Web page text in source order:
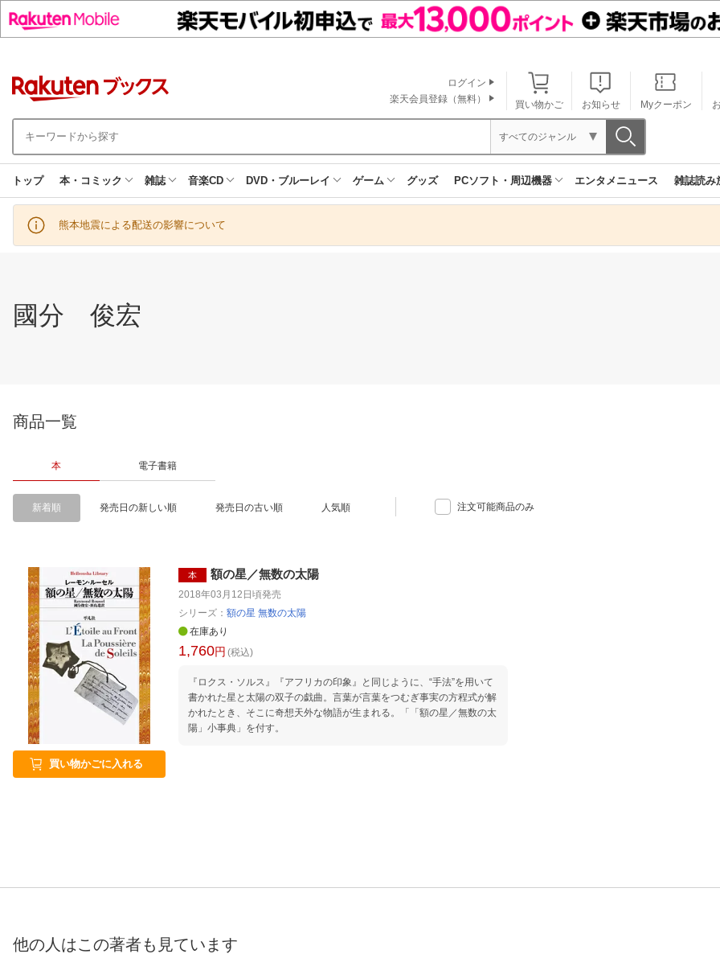
買い物かご お知らせ Myクーポン
ログイン
楽天会員登録（無料）
すべてのジャンル
トップ 本・コミック 雑誌 音楽CD DVD・ブルーレイ ゲーム グッズ PCソフト・周辺機器 エンタメニュース 雑誌読み
熊本地震による配送の影響について
國分 俊宏
商品一覧
本 電子書籍
新着順 発売日の新しい順 発売日の古い順 人気順 注文可能商品のみ
買い物かごに入れる
本 額の星／無数の太陽
2018年03月12日頃発売
シリーズ： 額の星 無数の太陽
在庫あり
1,760円 (税込)
『ロクス・ソルス』『アフリカの印象』と同じように、“手法”を用いて
書かれた星と太陽の双子の戯曲。言葉が言葉をつむぎ事実の方程式が解
かれたとき、そこに奇想天外な物語が生まれる。「「額の星／無数の太
陽」小事典」を付す。
他の人はこの著者も見ています